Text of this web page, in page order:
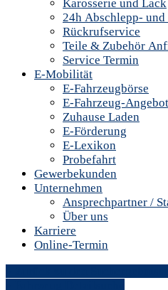
Karosserie und Lack
24h Abschlepp-
Rückrufservice
Teile & Zubehör
Service Termin
E-Mobilität
E-Fahrzeugbörse
E-Fahrzeug-
Zuhause Laden
E-Förderung
E-Lexikon
Probefahrt
Gewerbekunden
Unternehmen
Ansprechpartner /
Über uns
Karriere
Online-Termin